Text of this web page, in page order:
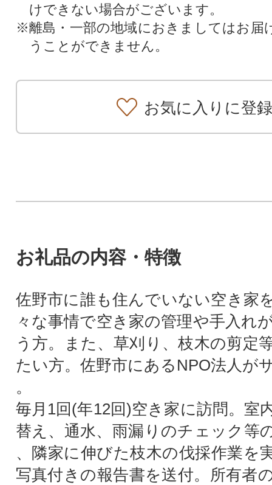
けできない場合がございます。
※離島・一部の地域におきましてはお届
うことができません。
お気に入りに登録
お礼品の内容・特徴
佐野市に誰も住んでいない空き家
々な事情で空き家の管理や手入れ
う方。また、草刈り、枝木の剪定
たい方。佐野市にあるNPO法人が
。
毎月1回(年12回)空き家に訪問。室
替え、通水、雨漏りのチェック等
、隣家に伸びた枝木の伐採作業を
写真付きの報告書を送付。所有者